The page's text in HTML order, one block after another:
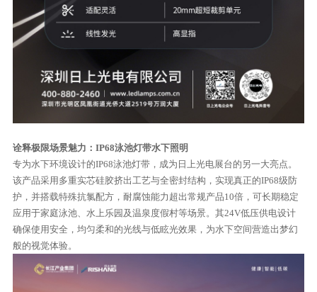
诠释极限场景魅力：IP68泳池灯带水下照明
专为水下环境设计的IP68泳池灯带，成为日上光电展台的另一大亮点。
该产品采用多重实芯硅胶挤出工艺与全密封结构，实现真正的IP68级防
护，并搭载特殊抗氯配方，耐腐蚀能力超出常规产品10倍，可长期稳定
应用于家庭泳池、水上乐园及温泉度假村等场景。其24V低压供电设计
确保使用安全，均匀柔和的光线与低眩光效果，为水下空间营造出梦幻
般的视觉体验。